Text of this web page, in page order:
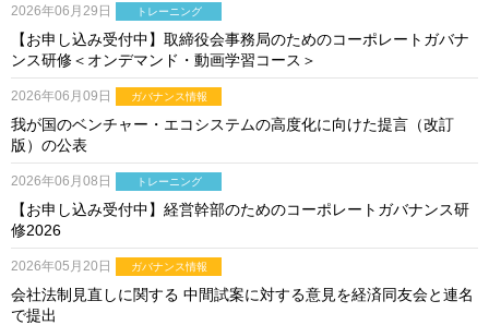
2026年06月29日 トレーニング
【お申し込み受付中】取締役会事務局のためのコーポレートガバナ
ンス研修＜オンデマンド・動画学習コース＞
2026年06月09日 ガバナンス情報
我が国のベンチャー・エコシステムの高度化に向けた提言（改訂
版）の公表
2026年06月08日 トレーニング
【お申し込み受付中】経営幹部のためのコーポレートガバナンス研
修2026
2026年05月20日 ガバナンス情報
会社法制見直しに関する 中間試案に対する意見を経済同友会と連名
で提出